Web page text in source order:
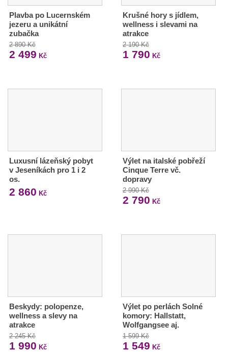
Plavba po Lucernském
jezeru a unikátní
zubačka
2 890 Kč
2 499 Kč
Krušné hory s jídlem,
wellness i slevami na
atrakce
2 190 Kč
1 790 Kč
Luxusní lázeňský pobyt
v Jeseníkách pro 1 i 2
os.
2 860 Kč
Výlet na italské pobřeží
Cinque Terre vč.
dopravy
2 990 Kč
2 790 Kč
Beskydy: polopenze,
wellness a slevy na
atrakce
2 245 Kč
1 990 Kč
Výlet po perlách Solné
komory: Hallstatt,
Wolfgangsee aj.
1 599 Kč
1 549 Kč